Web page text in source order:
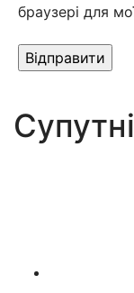
браузері для